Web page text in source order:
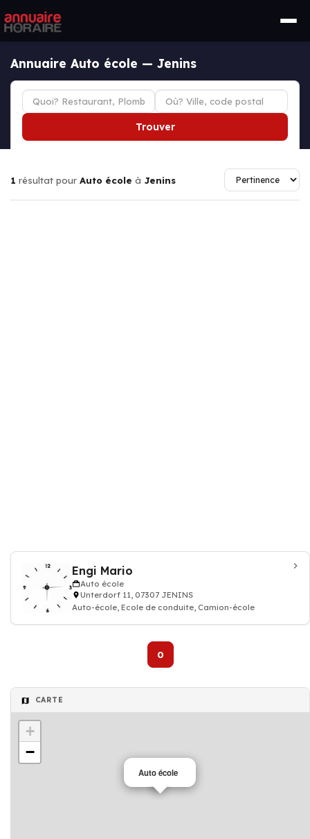
Annuaire Auto école — Jenins
Trouver
1 résultat pour Auto école à Jenins
Engi Mario
Auto école
Unterdorf 11, 07307 JENINS
Auto-école, Ecole de conduite, Camion-école
0
CARTE
Auto école
+
−